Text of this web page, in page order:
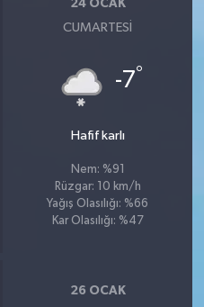
24 OCAK
CUMARTESI
-7°
Hafif karlı
Nem: %91
Rüzgar: 10 km/h
Yağış Olasılığı: %66
Kar Olasılığı: %47
26 OCAK